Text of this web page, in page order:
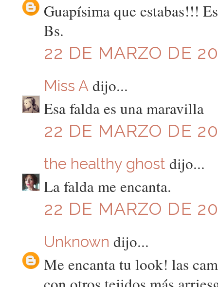
Guapísima que estabas!!!
Bs.
22 DE MARZO DE
Miss Adijo...
Esa falda es una maravilla
22 DE MARZO DE
the healthy ghost dijo...
La falda me encanta.
22 DE MARZO DE
Unknown dijo...
Me encanta tu look! las